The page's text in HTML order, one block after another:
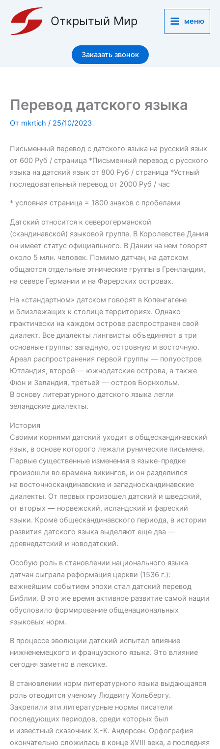
содержимому
Открытый Мир меню
Заказать звонок
Перевод датского языка
От mkrtich / 25/10/2023
Письменный перевод с датского языка на русский язык
от 600 Руб / страница *Письменный перевод с русского
языка на датский язык от 800 Руб / страница *Устный
последовательный перевод от 2000 Руб / час
* условная страница = 1800 знаков с пробелами
Датский относится к северогерманской
(скандинавской) языковой группе. В Королевстве Дания
он имеет статус официального. В Дании на нем говорят
около 5 млн. человек. Помимо датчан, на датском
общаются отдельные этнические группы в Гренландии,
на севере Германии и на Фарерских островах.
На «стандартном» датском говорят в Копенгагене
и близлежащих к столице территориях. Однако
практически на каждом острове распространен свой
диалект. Все диалекты лингвисты объединяют в три
основные группы: западную, островную и восточную.
Ареал распространения первой группы — полуостров
Ютландия, второй — южнодатские острова, а также
Фюн и Зеландия, третьей — остров Борнхольм.
В основу литературного датского языка легли
зеландские диалекты.
История
Своими корнями датский уходит в общескандинавский
язык, в основе которого лежали рунические письмена.
Первые существенные изменения в языке-предке
произошли во времена викингов, и он разделился
на восточноскандинавские и западноскандинавские
диалекты. От первых произошел датский и шведский,
от вторых — норвежский, исландский и фареский
языки. Кроме общескандинавского периода, в истории
развития датского языка выделяют еще два —
древнедатский и новодатский.
Особую роль в становлении национального языка
датчан сыграла реформация церкви (1536 г.):
важнейшим событием эпохи стал датский перевод
Библии. В это же время активное развитие самой нации
обусловило формирование общенациональных
языковых норм.
В процессе эволюции датский испытал влияние
нижненемецкого и французского языка. Это влияние
сегодня заметно в лексике.
В становлении норм литературного языка выдающаяся
роль отводится ученому Людвигу Хольбергу.
Закрепили эти литературные нормы писатели
последующих периодов, среди которых был
и известный сказочник Х.-К. Андерсен. Орфография
окончательно сложилась в конце XVIII века, а последняя